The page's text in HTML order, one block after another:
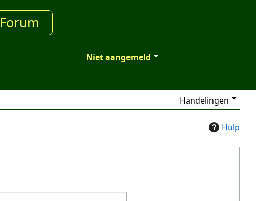
Forum
Niet aangemeld
Handelingen
Hulp